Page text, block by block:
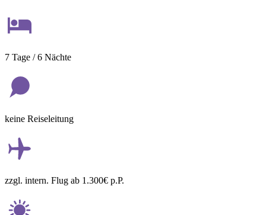
7 Tage / 6 Nächte
keine Reiseleitung
zzgl. intern. Flug ab 1.300€ p.P.